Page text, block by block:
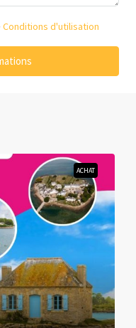
Conditions d'utilisation
ACHAT